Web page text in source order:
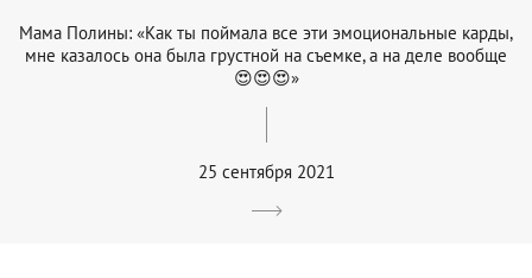
Мама Полины: «Как ты поймала все эти эмоциональные карды,
мне казалось она была грустной на съемке, а на деле вообще
😍😍😍»
25 сентября 2021